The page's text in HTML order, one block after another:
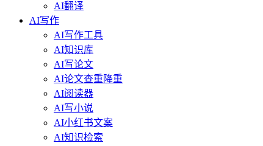
AI翻译
AI写作
AI写作工具
AI知识库
AI写论文
AI论文查重降重
AI阅读器
AI写小说
AI小红书文案
AI知识检索